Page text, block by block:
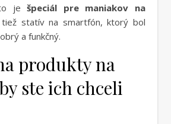
ješpeciál pre maniakov na
statív na smartfón, ktorý bol
a funkčný.
produkty na
ste ich chceli